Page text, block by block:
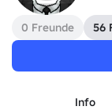
0 Freunde 56
Info